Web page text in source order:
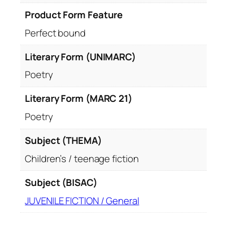
g
i
r
q
Product Form Feature
Perfect bound
Literary Form (UNIMARC)
Poetry
Literary Form (MARC 21)
Poetry
Subject (THEMA)
Children’s / teenage fiction
Subject (BISAC)
JUVENILE FICTION / General